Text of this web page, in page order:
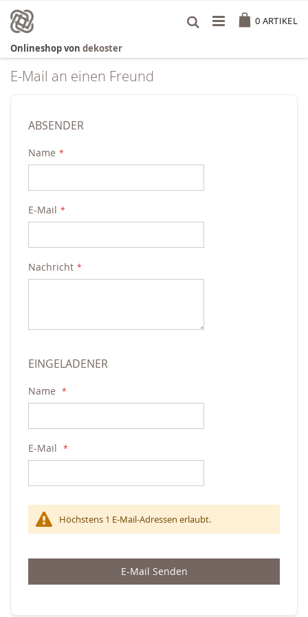
Inhalt
springen
0 ARTIKEL
Onlineshop von dekoster
E-Mail an einen Freund
ABSENDER
Name
E-Mail
Nachricht
EINGELADENER
Name
E-Mail
Höchstens 1 E-Mail-Adressen erlaubt.
E-Mail Senden